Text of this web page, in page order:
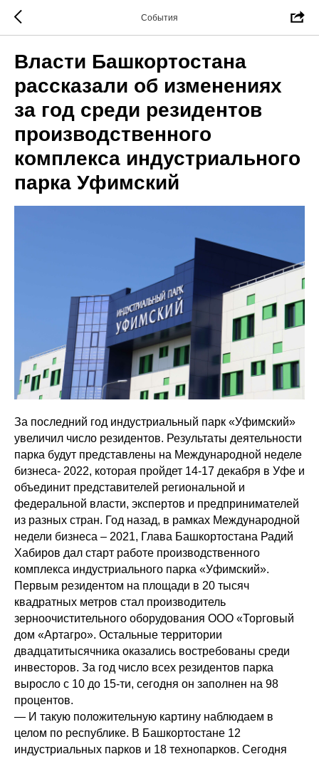
События
Власти Башкортостана
рассказали об изменениях
за год среди резидентов
производственного
комплекса индустриального
парка Уфимский
За последний год индустриальный парк «Уфимский»
увеличил число резидентов. Результаты деятельности
парка будут представлены на Международной неделе
бизнеса- 2022, которая пройдет 14-17 декабря в Уфе и
объединит представителей региональной и
федеральной власти, экспертов и предпринимателей
из разных стран. Год назад, в рамках Международной
недели бизнеса – 2021, Глава Башкортостана Радий
Хабиров дал старт работе производственного
комплекса индустриального парка «Уфимский».
Первым резидентом на площади в 20 тысяч
квадратных метров стал производитель
зерноочистительного оборудования ООО «Торговый
дом «Артагро». Остальные территории
двадцатитысячника оказались востребованы среди
инвесторов. За год число всех резидентов парка
выросло с 10 до 15-ти, сегодня он заполнен на 98
процентов.
— И такую положительную картину наблюдаем в
целом по республике. В Башкортостане 12
индустриальных парков и 18 технопарков. Сегодня